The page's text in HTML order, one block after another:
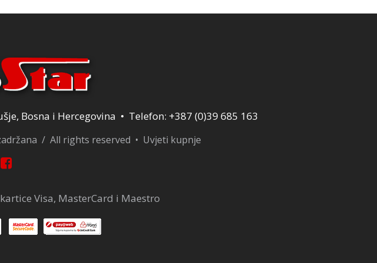
Bosna i Hercegovina • Telefon: +387 (0)39 685 163
/ All rights reserved • Uvjeti kupnje
Visa, MasterCard i Maestro